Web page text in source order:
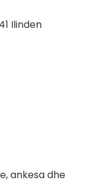
Ilinden
ankesa dhe